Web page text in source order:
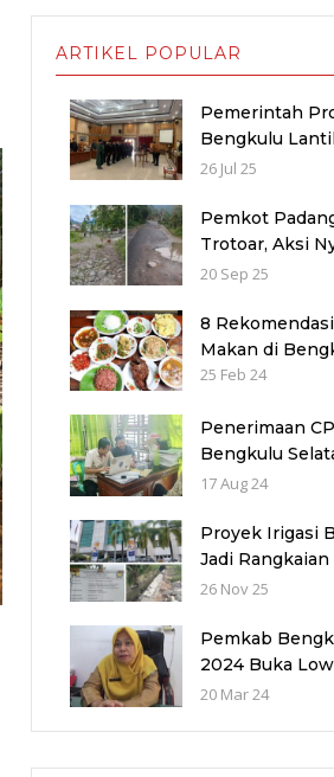
ARTIKEL POPULAR
Pemerintah
Bengkulu
Baru untuk
Pelayanan
26 Jul 25
Pemkot
Trotoar, Aksi
Kerja
Masyarakat
20 Sep 25
8
Makan di
25 Feb 24
Penerimaan
Bengkulu
2024: Kuota
17 Aug 24
Proyek Irigasi
Jadi
Proyek 56
provinsi
(WBS)
26 Nov 25
Pemkab
2024 Buka
dan PPPK
20 Mar 24